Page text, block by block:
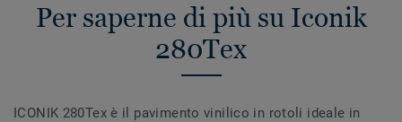
Per saperne di più su Iconik
280Tex
ICONIK 280Tex è il pavimento vinilico in rotoli ideale in